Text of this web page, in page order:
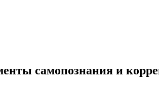
самопознания и